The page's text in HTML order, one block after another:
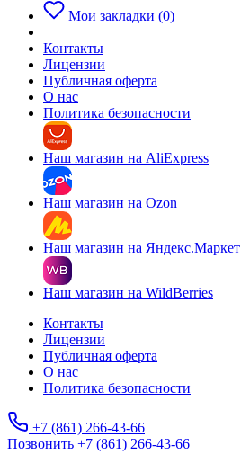
Мои закладки (0)
Контакты
Лицензии
Публичная оферта
О нас
Политика безопасности
Наш магазин на AliExpress
Наш магазин на Ozon
Наш магазин на Яндекс.Маркет
Наш магазин на WildBerries
Контакты
Лицензии
Публичная оферта
О нас
Политика безопасности
+7 (861) 266-43-66
Позвонить +7 (861) 266-43-66